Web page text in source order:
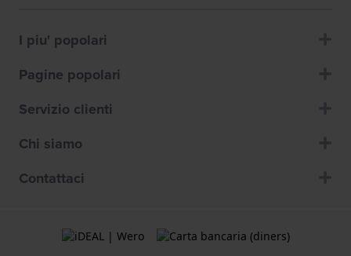
I piu' popolari
Pagine popolari
Servizio clienti
Chi siamo
Contattaci